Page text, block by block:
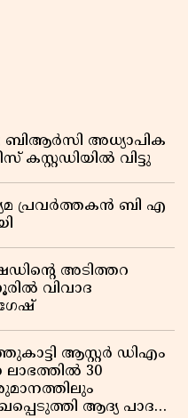
അധ്യാപിക
കസ്റ്റഡിയിൽ വിട്ടു
പ്രവർത്തകൻ ബി എ
അടിത്തറ
വിവാദ
ആസ്റ്റർ ഡിഎം
ലാഭത്തിൽ 30
ആദ്യ പാദ